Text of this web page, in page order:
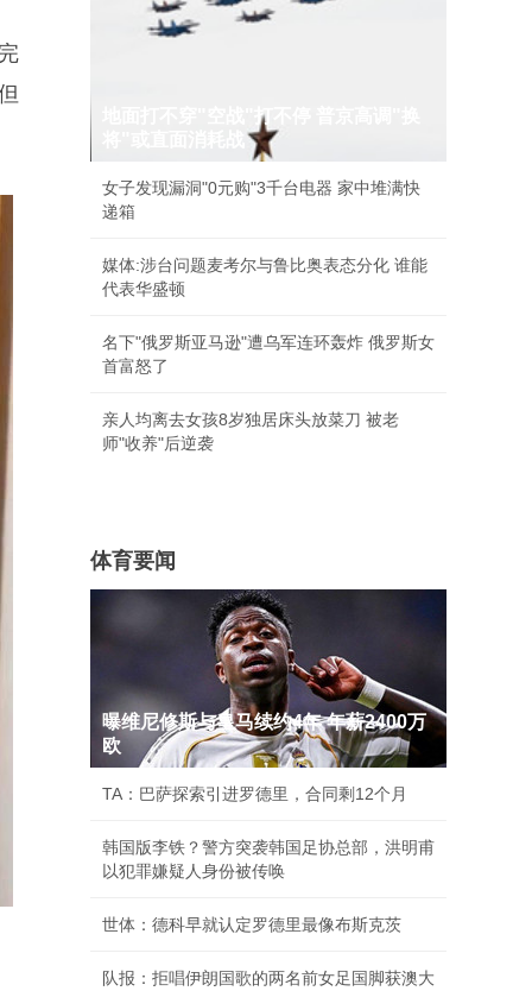
地面打不穿"空战"打不停 普京高调"换
女子发现漏洞"0元购"3千台电器 家中堆满快
递箱
媒体:涉台问题麦考尔与鲁比奥表态分化 谁能
代表华盛顿
名下"俄罗斯亚马逊"遭乌军连环轰炸 俄罗斯女
首富怒了
亲人均离去女孩8岁独居床头放菜刀 被老
师"收养"后逆袭
体育要闻
曝维尼修斯与皇马续约4年 年薪2400万
欧
TA：巴萨探索引进罗德里，合同剩12个月
韩国版李铁？警方突袭韩国足协总部，洪明甫
以犯罪嫌疑人身份被传唤
世体：德科早就认定罗德里最像布斯克茨
队报：拒唱伊朗国歌的两名前女足国脚获澳大